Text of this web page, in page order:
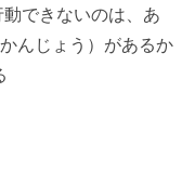
できないのは、あ
んじょう）があるか